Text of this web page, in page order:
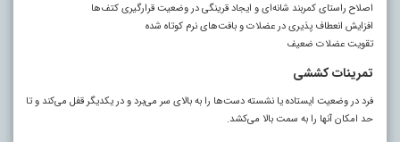
اصلاح راستای کمربند شانه‌ای و ایجاد قرینگی در وضعیت قرارگیری کتف‌ها
افزایش انعطاف پذیری در عضلات و بافت‌های نرم کوتاه شده
تقویت عضلات ضعیف
تمرینات کششی
فرد در وضعیت ایستاده یا نشسته دست‌ها را به بالای سر می‌برد و در یکدیگر قفل می‌کند و تا
حد امکان آنها را به سمت بالا می‌کشد.